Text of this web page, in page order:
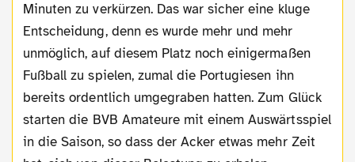
Minuten zu verkürzen. Das war sicher eine kluge
Entscheidung, denn es wurde mehr und mehr
unmöglich, auf diesem Platz noch einigermaßen
Fußball zu spielen, zumal die Portugiesen ihn
bereits ordentlich umgegraben hatten. Zum Glück
starten die BVB Amateure mit einem Auswärtsspiel
in die Saison, so dass der Acker etwas mehr Zeit